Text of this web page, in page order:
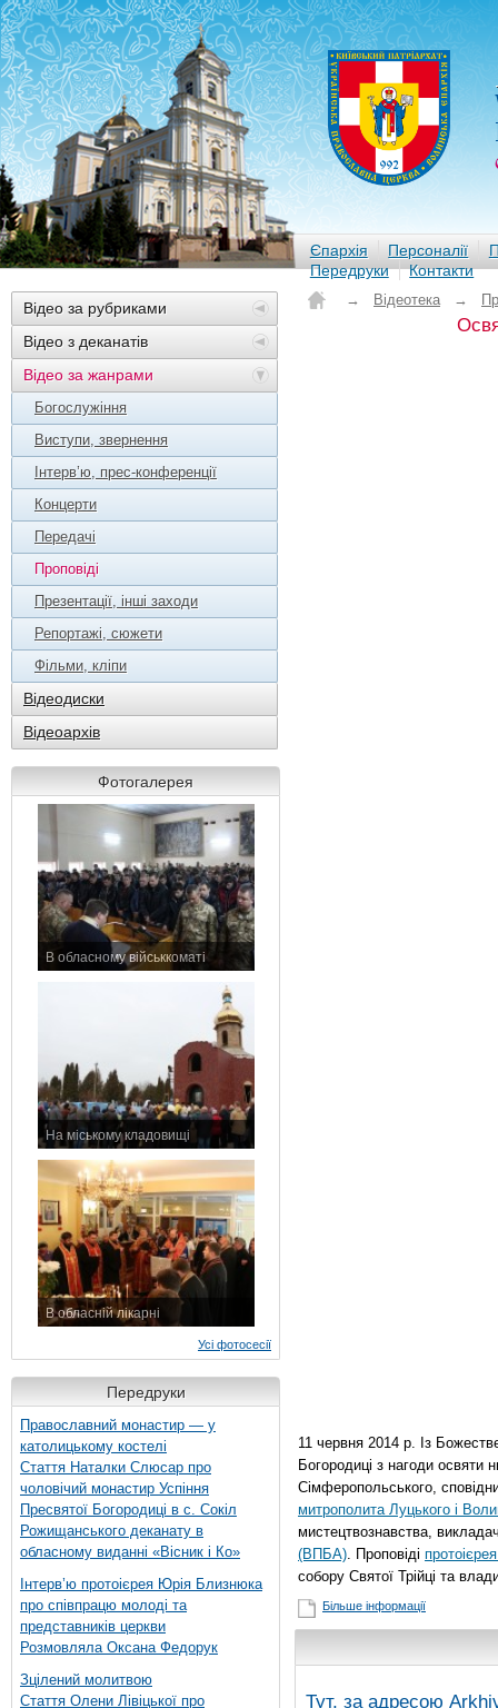
Єпархія Персоналії
Передруки
Контакти
Відео за рубриками
Відео з деканатів
Відео за жанрами
Богослужіння
Виступи, звернення
Інтерв’ю, прес-конференції
Концерти
Передачі
Проповіді
Презентації, інші заходи
Репортажі, сюжети
Фільми, кліпи
Відеодиски
Відеоархів
Фотогалерея
В обласному військкоматі
На міському кладовищі
В обласній лікарні
Усі фотосесії
Передруки
Православний монастир — у
католицькому костелі
Стаття Наталки Слюсар про
чоловічий монастир Успіння
Пресвятої Богородиці в с. Сокіл
Рожищанського деканату в
обласному виданні «Вісник і Ко»
Інтерв’ю протоієрея Юрія Близнюка
про співпрацю молоді та
представників церкви
Розмовляла Оксана Федорук
Зцілений молитвою
Стаття Олени Лівіцької про
→ Відеотека →
11 червня 2014 р. Із
Богородиці з нагоди освяти
Сімферопольського,
митрополита Луцького і
мистецтвознавства,
(ВПБА). Проповіді
собору Святої Трійці та
Більше інформації
Тут, за адресою